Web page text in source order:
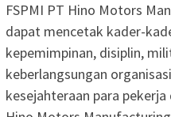
FSPMI PT Hino Motors
dapat mencetak kader-
kepemimpinan, disiplin,
keberlangsungan
kesejahteraan para